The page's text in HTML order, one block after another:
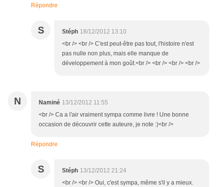
Répondre
S Stéph 18/12/2012 13:10
<br /> <br /> C'est peut-être pas tout, l'histoire n'est
pas nulle non plus, mais elle manque de
développement à mon goût.<br /> <br /> <br /> <br />
N Naminé 13/12/2012 11:55
<br /> Ca a l'air vraiment sympa comme livre ! Une bonne
occasion de découvrir cette auteure, je note :)<br />
Répondre
S Stéph 13/12/2012 21:24
<br /> <br /> Oui, c'est sympa, même s'il y a mieux.